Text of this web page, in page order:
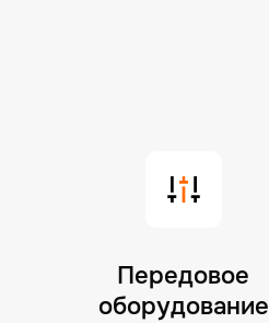
Передовое
оборудование